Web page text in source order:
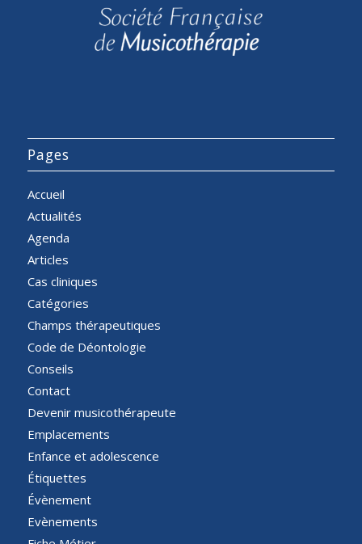
Pages
Accueil
Actualités
Agenda
Articles
Cas cliniques
Catégories
Champs thérapeutiques
Code de Déontologie
Conseils
Contact
Devenir musicothérapeute
Emplacements
Enfance et adolescence
Étiquettes
Évènement
Evènements